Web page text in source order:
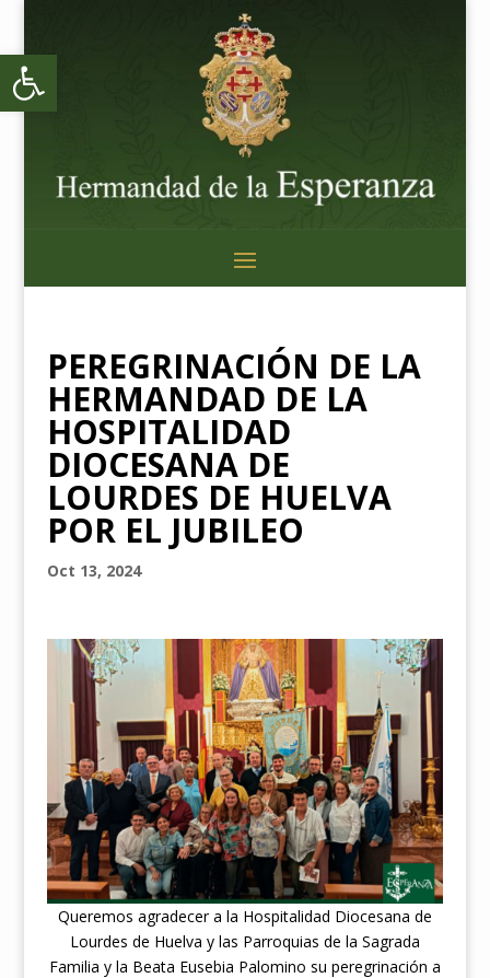
Abrir barra de herramientas
PEREGRINACIÓN DE LA
HERMANDAD DE LA
HOSPITALIDAD
DIOCESANA DE
LOURDES DE HUELVA
POR EL JUBILEO
Oct 13, 2024
Queremos agradecer a la Hospitalidad Diocesana de
Lourdes de Huelva y las Parroquias de la Sagrada
Familia y la Beata Eusebia Palomino su peregrinación a